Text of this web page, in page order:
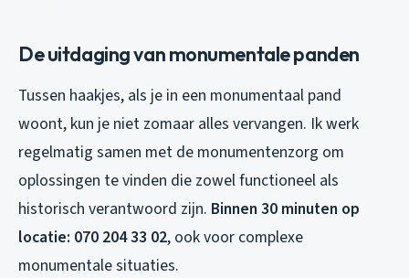
De uitdaging van monumentale panden
Tussen haakjes, als je in een monumentaal pand
woont, kun je niet zomaar alles vervangen. Ik werk
regelmatig samen met de monumentenzorg om
oplossingen te vinden die zowel functioneel als
historisch verantwoord zijn. Binnen 30 minuten op
locatie: 070 204 33 02, ook voor complexe
monumentale situaties.